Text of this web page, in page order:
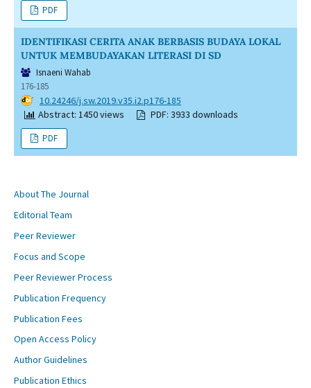
PDF
IDENTIFIKASI CERITA ANAK BERBASIS BUDAYA LOKAL
UNTUK MEMBUDAYAKAN LITERASI DI SD
Isnaeni Wahab
176-185
DOI: 10.24246/j.sw.2019.v35.i2.p176-185
Abstract: 1450 views
PDF: 3933 downloads
PDF
About The Journal
Editorial Team
Peer Reviewer
Focus and Scope
Peer Reviewer Process
Publication Frequency
Publication Fees
Open Access Policy
Author Guidelines
Publication Ethics